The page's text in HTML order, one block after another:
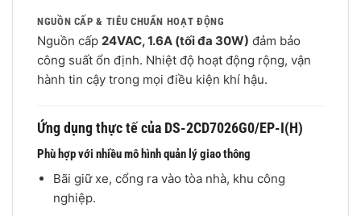
NGUỒN CẤP & TIÊU CHUẨN HOẠT ĐỘNG
Nguồn cấp 24VAC, 1.6A (tối đa 30W) đảm bảo
công suất ổn định. Nhiệt độ hoạt động rộng, vận
hành tin cậy trong mọi điều kiện khí hậu.
Ứng dụng thực tế của DS-2CD7026G0/EP-I(H)
Phù hợp với nhiều mô hình quản lý giao thông
Bãi giữ xe, cổng ra vào tòa nhà, khu công
nghiệp.